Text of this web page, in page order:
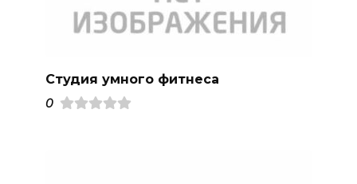
Студия умного фитнеса
0